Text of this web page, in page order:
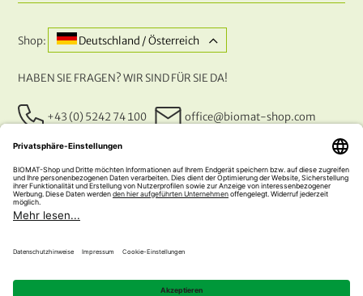
Shop: Deutschland / Österreich
HABEN SIE FRAGEN? WIR SIND FÜR SIE DA!
+43 (0) 5242 74 100 office@biomat-shop.com
UNSERE ZAHLUNGSARTEN